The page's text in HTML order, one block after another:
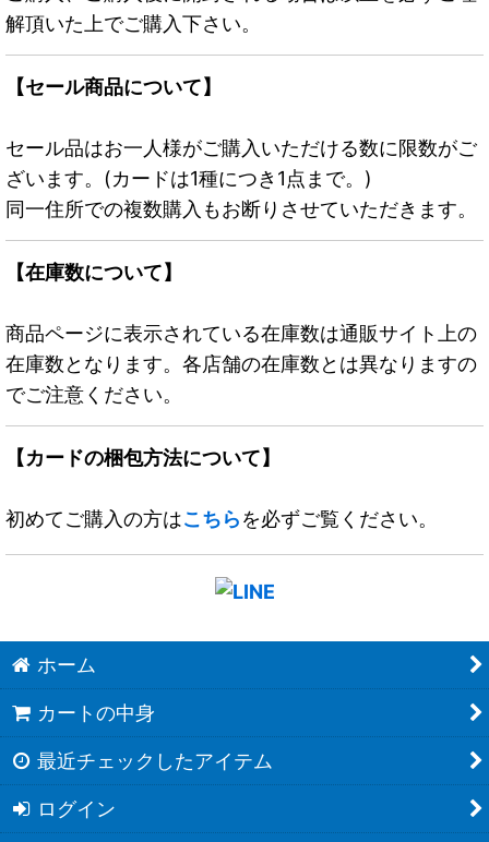
解頂いた上でご購入下さい。
【セール商品について】
セール品はお一人様がご購入いただける数に限数がご
ざいます。(カードは1種につき1点まで。)
同一住所での複数購入もお断りさせていただきます。
【在庫数について】
商品ページに表示されている在庫数は通販サイト上の
在庫数となります。各店舗の在庫数とは異なりますの
でご注意ください。
【カードの梱包方法について】
初めてご購入の方はこちらを必ずご覧ください。
ホーム
カートの中身
最近チェックしたアイテム
ログイン